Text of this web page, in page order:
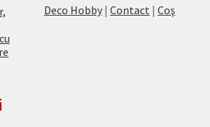
Deco Hobby |Contact |Coş